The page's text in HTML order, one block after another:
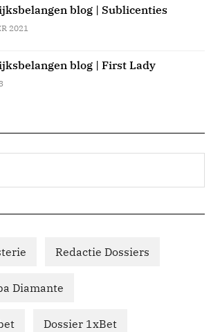
blog | Sublicenties
2021
blog | First Lady
Redactie Dossiers
Diamante
Dossier 1xBet